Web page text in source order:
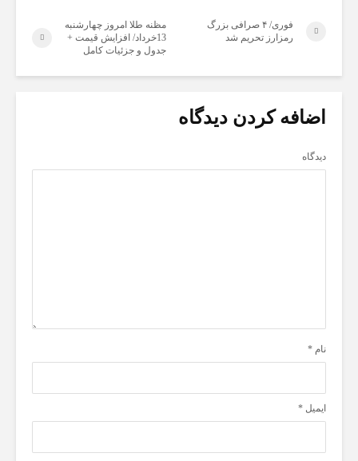
فوری/ ۴ صرافی بزرگ
رمزارز تحریم شد
مظنه طلا امروز چهارشنبه
13خرداد/ افزایش قیمت +
جدول و جزئیات کامل
اضافه کردن دیدگاه
دیدگاه
*
ایمیل*